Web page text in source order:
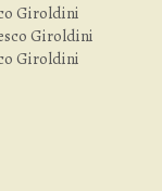
Giroldini
Giroldini
Giroldini